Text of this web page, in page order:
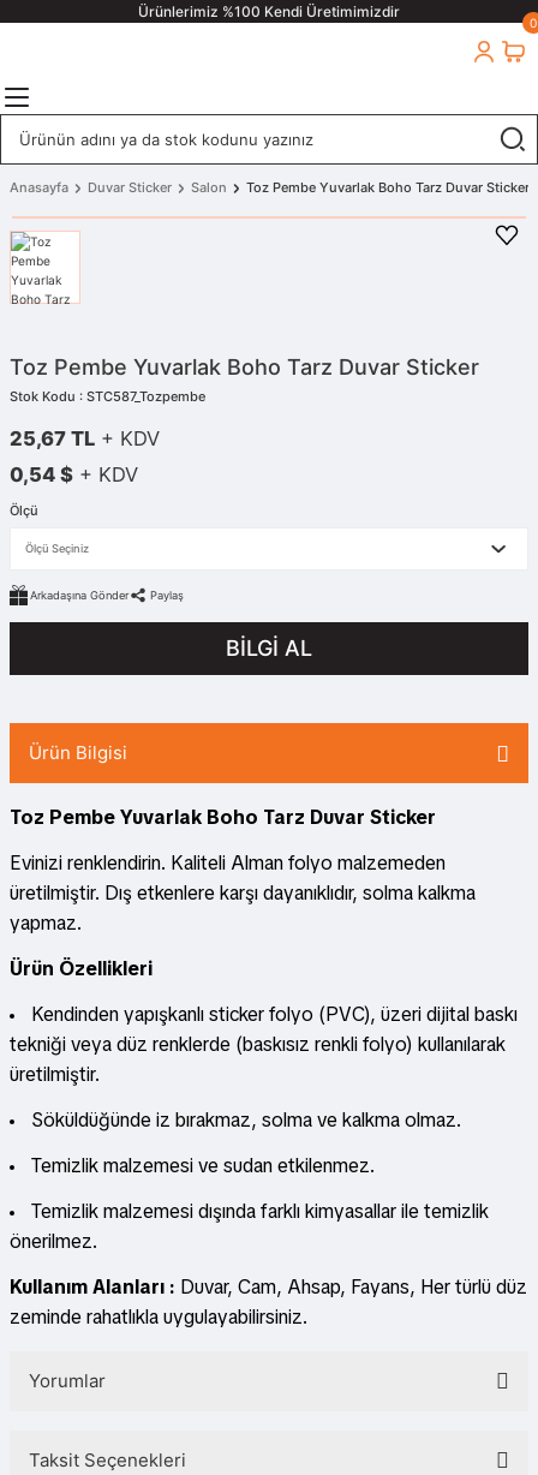
Ürünlerimiz %100 Kendi Üretimimizdir
0
Anasayfa Duvar Sticker Salon Toz Pembe Yuvarlak Boho Tarz Duvar Sticker
Toz Pembe Yuvarlak Boho Tarz Duvar Sticker
Stok Kodu : STC587_Tozpembe
25,67 TL + KDV
0,54 $ + KDV
Ölçü
Arkadaşına Gönder Paylaş
BİLGİ AL
Ürün Bilgisi
Toz Pembe Yuvarlak Boho Tarz Duvar Sticker
Evinizi renklendirin. Kaliteli Alman folyo malzemeden
üretilmiştir. Dış etkenlere karşı dayanıklıdır, solma kalkma
yapmaz.
Ürün Özellikleri
Kendinden yapışkanlı sticker folyo (PVC), üzeri dijital baskı
tekniği veya düz renklerde (baskısız renkli folyo) kullanılarak
üretilmiştir.
Söküldüğünde iz bırakmaz, solma ve kalkma olmaz.
Temizlik malzemesi ve sudan etkilenmez.
Temizlik malzemesi dışında farklı kimyasallar ile temizlik
önerilmez.
Kullanım Alanları : Duvar, Cam, Ahsap, Fayans, Her türlü düz
zeminde rahatlıkla uygulayabilirsiniz.
Yorumlar
Taksit Seçenekleri